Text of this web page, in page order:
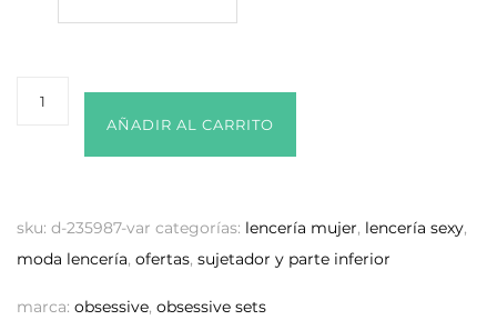
AÑADIR AL CARRITO
sku: d-235987-var categorías: lencería mujer, lencería sexy,
moda lencería, ofertas, sujetador y parte inferior
marca: obsessive, obsessive sets